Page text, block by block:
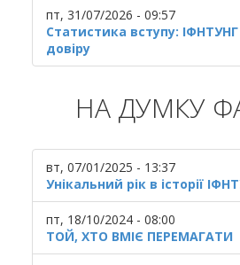
пт, 31/07/2026 - 09:57
Статистика вступу: ІФНТУНГ
довіру
НА ДУМКУ
вт, 07/01/2025 - 13:37
Унікальний рік в історії
пт, 18/10/2024 - 08:00
ТОЙ, ХТО ВМІЄ ПЕРЕМАГАТИ